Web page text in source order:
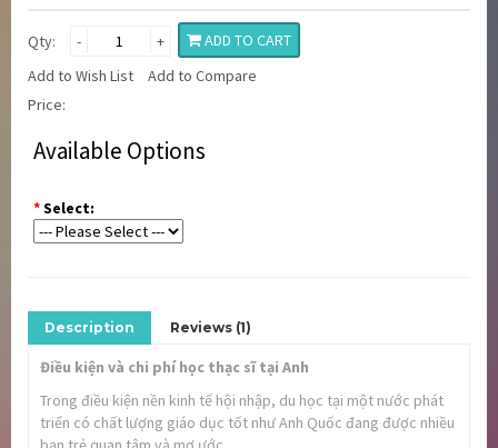
Qty: - +
ADD TO CART
Add to Wish List
Add to Compare
Price:
Available Options
*Select:
Description Reviews (1)
Điều kiện và chi phí học thạc sĩ tại Anh
Trong điều kiện nền kinh tế hội nhập, du học tại một nước phát
triển có chất lượng giáo dục tốt như Anh Quốc đang được nhiều